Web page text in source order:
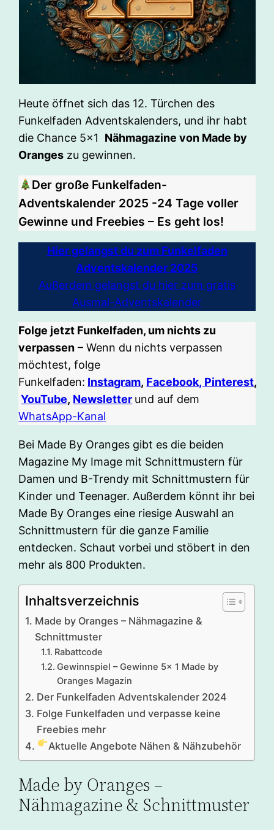
Heute öffnet sich das 12. Türchen des
Funkelfaden Adventskalenders, und ihr habt
die Chance 5×1 Nähmagazine von Made by
Oranges zu gewinnen.
Der große Funkelfaden-
Adventskalender 2025 -24 Tage voller
Gewinne und Freebies – Es geht los!
Hier gelangst du zum Funkelfaden
Adventskalender 2025
Außerdem gelangst du hier zum gratis
Ausmal-Adventskalender
Folge jetzt Funkelfaden, um nichts zu
verpassen – Wenn du nichts verpassen
möchtest, folge
Funkelfaden: Instagram, Facebook, Pinterest,
YouTube, Newsletter und auf dem
WhatsApp-Kanal
Bei Made By Oranges gibt es die beiden
Magazine My Image mit Schnittmustern für
Damen und B-Trendy mit Schnittmustern für
Kinder und Teenager. Außerdem könnt ihr bei
Made By Oranges eine riesige Auswahl an
Schnittmustern für die ganze Familie
entdecken. Schaut vorbei und stöbert in den
mehr als 800 Produkten.
Inhaltsverzeichnis
Made by Oranges – Nähmagazine &
Schnittmuster
Rabattcode
Gewinnspiel – Gewinne 5x 1 Made by
Oranges Magazin
Der Funkelfaden Adventskalender 2024
Folge Funkelfaden und verpasse keine
Freebies mehr
Aktuelle Angebote Nähen & Nähzubehör
Made by Oranges –
Nähmagazine & Schnittmuster